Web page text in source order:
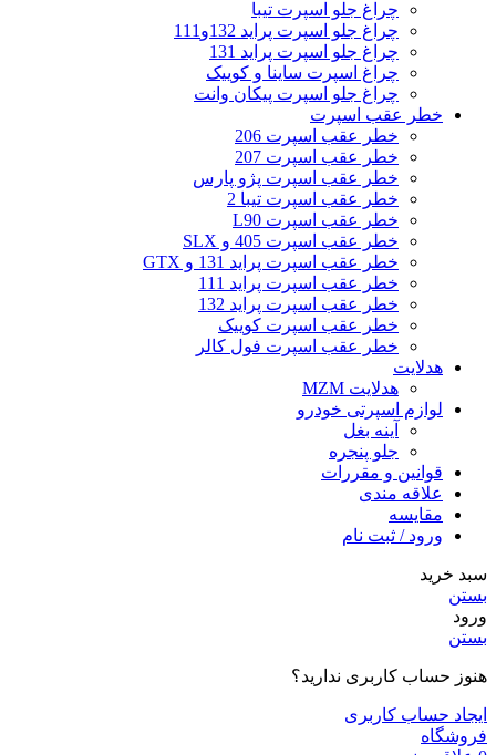
چراغ جلو اسپرت تیبا
چراغ جلو اسپرت پراید 132و111
چراغ جلو اسپرت پراید 131
چراغ اسپرت ساینا و کوییک
چراغ جلو اسپرت پیکان وانت
خطر عقب اسپرت
خطر عقب اسپرت 206
خطر عقب اسپرت 207
خطر عقب اسپرت پژو پارس
خطر عقب اسپرت تیبا 2
خطر عقب اسپرت L90
خطر عقب اسپرت 405 و SLX
خطر عقب اسپرت پراید 131 و GTX
خطر عقب اسپرت پراید 111
خطر عقب اسپرت پراید 132
خطر عقب اسپرت کوییک
خطر عقب اسپرت فول کالر
هدلایت
هدلایت MZM
لوازم اسپرتی خودرو
آینه بغل
جلو پنجره
قوانین و مقررات
علاقه مندی
مقایسه
ورود / ثبت نام
سبد خرید
بستن
ورود
بستن
هنوز حساب کاربری ندارید؟
ایجاد حساب کاربری
فروشگاه